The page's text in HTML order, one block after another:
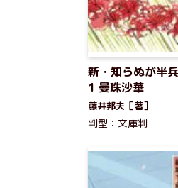
新・知らぬが半
1 曼珠沙華
藤井邦夫［著］
判型：文庫判